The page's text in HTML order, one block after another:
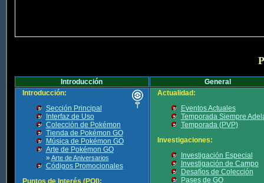
Introducción
General
Introducción:
Sección Principal
Interfaz de Uso
Colección de Pokémon
Tienda de Pokémon GO
Música de Pokémon GO
Arte de Pokémon GO
» Arte de Aniversarios
Códigos Promocionales
Puntos de Interés (POI):
Actualidad:
Eventos Actuales
Temporada Siempre
Temporada (PVP)
Investigaciones:
Investigación Especial
Investigación de Campo
Desafíos de Colección
Pases de GO